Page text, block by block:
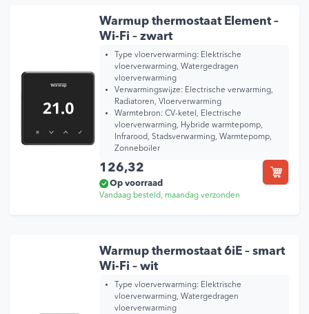
Warmup thermostaat Element –
Wi-Fi – zwart
Type vloerverwarming: Elektrische
vloerverwarming, Watergedragen
vloerverwarming
Verwarmingswijze: Electrische verwarming,
Radiatoren, Vloerverwarming
Warmtebron: CV-ketel, Electrische
vloerverwarming, Hybride warmtepomp,
Infrarood, Stadsverwarming, Warmtepomp,
Zonneboiler
126,32
Op voorraad
Vandaag besteld, maandag verzonden
Warmup thermostaat 6iE – smart
Wi-Fi – wit
Type vloerverwarming: Elektrische
vloerverwarming, Watergedragen
vloerverwarming